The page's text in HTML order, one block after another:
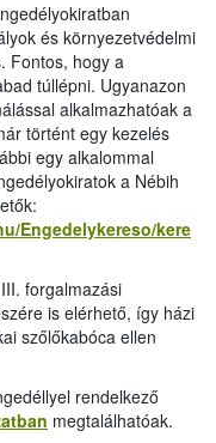
és környezetvédelmi
Fontos, hogy a
túllépni. Ugyanazon
alkalmazhatóak a
történt egy kezelés
egy alkalommal
a Nébih
Engedelykereso/kere
forgalmazási
is elérhető, így házi
szőlőkabóca ellen
rendelkező
megtalálhatóak.